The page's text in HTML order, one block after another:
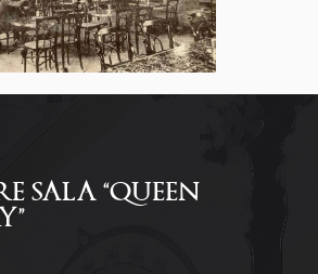
SALA “QUEEN